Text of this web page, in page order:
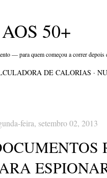
50+
— para quem começou a correr depois
DE CALORIAS
feira, setembro 02, 2013